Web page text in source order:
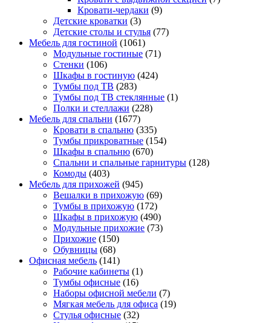
Кровати-чердаки (9)
Детские кроватки (3)
Детские столы и стулья (77)
Мебель для гостиной (1061)
Модульные гостиные (71)
Стенки (106)
Шкафы в гостиную (424)
Тумбы под ТВ (283)
Тумбы под ТВ стеклянные (1)
Полки и стеллажи (228)
Мебель для спальни (1677)
Кровати в спальню (335)
Тумбы прикроватные (154)
Шкафы в спальню (670)
Спальни и спальные гарнитуры (128)
Комоды (403)
Мебель для прихожей (945)
Вешалки в прихожую (69)
Тумбы в прихожую (172)
Шкафы в прихожую (490)
Модульные прихожие (73)
Прихожие (150)
Обувницы (68)
Офисная мебель (141)
Рабочие кабинеты (1)
Тумбы офисные (16)
Наборы офисной мебели (7)
Мягкая мебель для офиса (19)
Стулья офисные (32)